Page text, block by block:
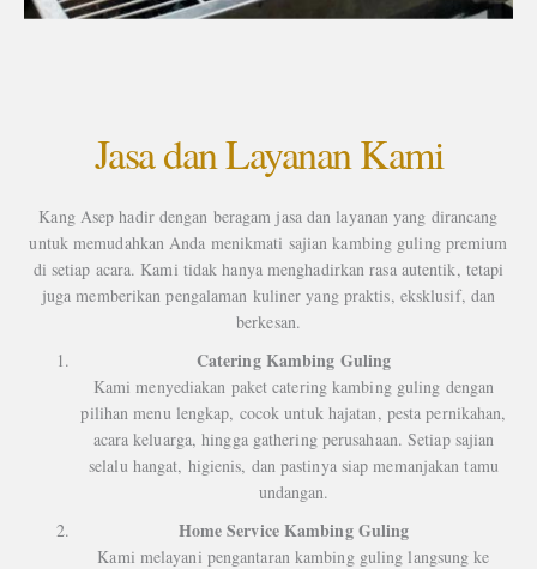
Jasa dan Layanan Kami
Kang Asep hadir dengan beragam jasa dan layanan yang dirancang
untuk memudahkan Anda menikmati sajian kambing guling premium
di setiap acara. Kami tidak hanya menghadirkan rasa autentik, tetapi
juga memberikan pengalaman kuliner yang praktis, eksklusif, dan
berkesan.
Catering Kambing Guling
Kami menyediakan paket catering kambing guling dengan
pilihan menu lengkap, cocok untuk hajatan, pesta pernikahan,
acara keluarga, hingga gathering perusahaan. Setiap sajian
selalu hangat, higienis, dan pastinya siap memanjakan tamu
undangan.
Home Service Kambing Guling
Kami melayani pengantaran kambing guling langsung ke